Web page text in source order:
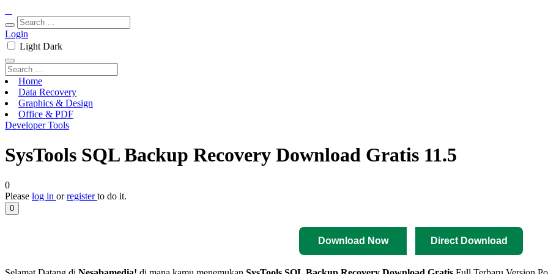
Login
Light Dark
Home
Data Recovery
Graphics & Design
Office & PDF
Developer Tools
SysTools SQL Backup Recovery Download Gratis 11.5
0
Please log in orregisterto do it.
0
Download Now Direct Download